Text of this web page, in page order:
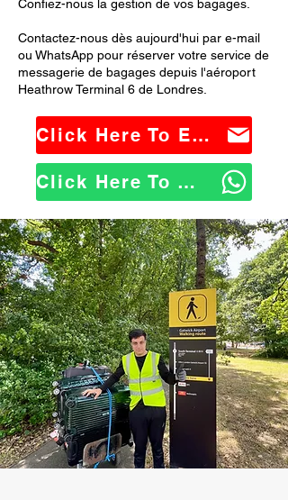
Confiez-nous la gestion de vos bagages.
Contactez-nous dès aujourd'hui par e-mail
ou WhatsApp pour réserver votre service de
messagerie de bagages depuis l'aéroport
Heathrow Terminal 6 de Londres.
Click Here To Email Us
Click Here To WhatsApp Us